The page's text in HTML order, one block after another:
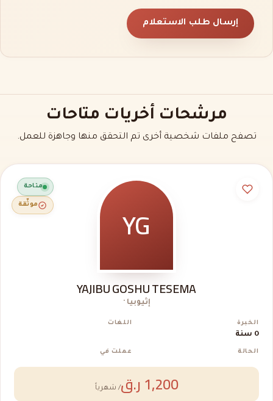
إرسال طلب الاستعلام
مرشحات أخريات متاحات
تصفح ملفات شخصية أخرى تم التحقق منها وجاهزة للعمل.
متاحة
موثّقة YG
YAJIBU GOSHU TESEMA
إثيوبيا ·
الخبرة
0 سنة
اللغات
الحالة عملت في
1,200 ر.ق / شهرياً